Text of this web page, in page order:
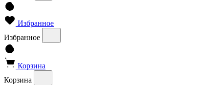
Избранное
Избранное
Корзина
Корзина